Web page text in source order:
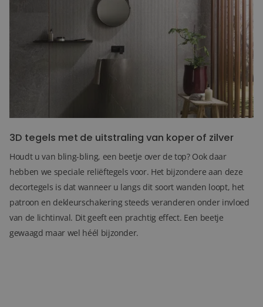
De “natuursteenlook” tegels zie je vaak in wellness centra. Op
deze manier creëert u in uw badkamer de sfeer van een
wellnessruimte. Deze decortegels worden tegenwoordig ook veel
op de ombouw van een openhaard verwerkt om zo een extra
accent te geven. Belangrijk is het om dit type 3D tegels in
wildverband te verwerken. Kunt u zich al voorstellen: na een dag
vol activiteiten lekker relaxen in een rustige omgeving!
3D tegels met de uitstraling van koper of zilver
Houdt u van bling-bling, een beetje over de top? Ook daar
hebben we speciale reliëftegels voor. Het bijzondere aan deze
decortegels is dat wanneer u langs dit soort wanden loopt, het
patroon en dekleurschakering steeds veranderen onder invloed
van de lichtinval. Dit geeft een prachtig effect. Een beetje
gewaagd maar wel héél bijzonder.